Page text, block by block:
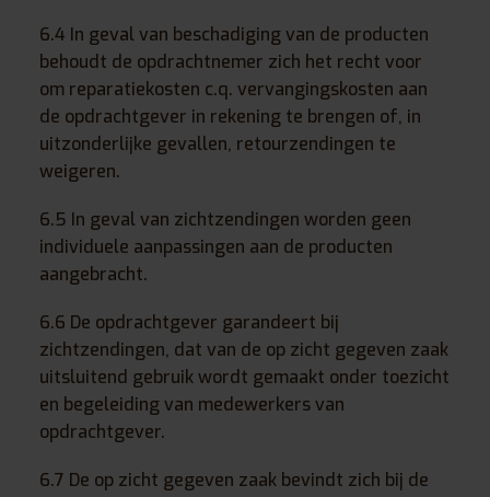
6.4 In geval van beschadiging van de producten
behoudt de opdrachtnemer zich het recht voor
om reparatiekosten c.q. vervangingskosten aan
de opdrachtgever in rekening te brengen of, in
uitzonderlijke gevallen, retourzendingen te
weigeren.
6.5 In geval van zichtzendingen worden geen
individuele aanpassingen aan de producten
aangebracht.
6.6 De opdrachtgever garandeert bij
zichtzendingen, dat van de op zicht gegeven zaak
uitsluitend gebruik wordt gemaakt onder toezicht
en begeleiding van medewerkers van
opdrachtgever.
6.7 De op zicht gegeven zaak bevindt zich bij de